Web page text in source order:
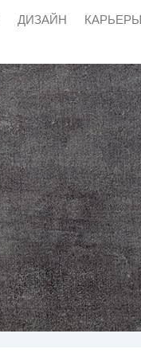
ДИЗАЙН КАРЬЕРЫ